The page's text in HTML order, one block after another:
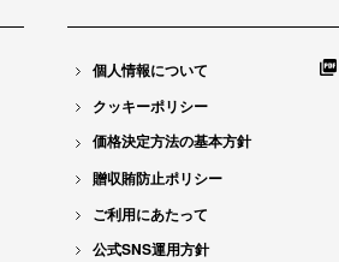
個人情報について
クッキーポリシー
価格決定方法の基本方針
贈収賄防止ポリシー
ご利用にあたって
公式SNS運用方針